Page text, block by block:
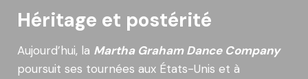
Héritage et postérité
Aujourd’hui, la Martha Graham Dance Company
poursuit ses tournées aux États-Unis et à